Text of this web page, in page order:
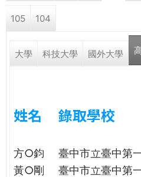
學
r
e
e
e
105 104
大學 科技大學 國外大學
姓名 錄取學校
方○鈞
臺中市立臺中第
黃○剛
臺中市立臺中第